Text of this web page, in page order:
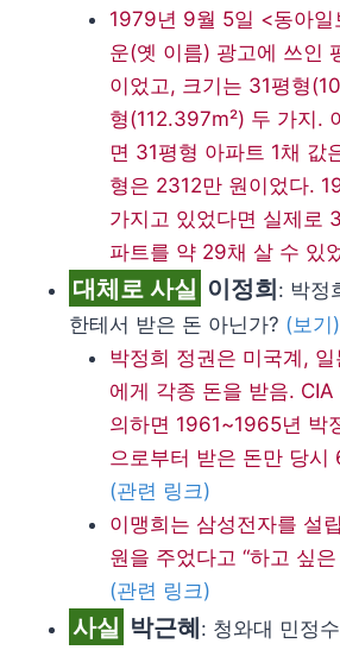
1979년 9월 5일 <동아
운(옛 이름) 광고에 쓰인
이었고, 크기는 31평형
형(112.397m²) 두 가지.
면 31평형 아파트 1채 값
형은 2312만 원이었다.
가지고 있었다면 실제로
파트를 약 29채 살 수 있
대체로 사실 이정희: 박정
한테서 받은 돈 아닌가? (보기)
박정희 정권은 미국계,
에게 각종 돈을 받음.
의하면 1961~1965년 박
으로부터 받은 돈만 당시
(관련 링크)
이맹희는 삼성전자를 설
원을 주었다고 “하고 싶
(관련 링크)
사실 박근혜: 청와대 민정